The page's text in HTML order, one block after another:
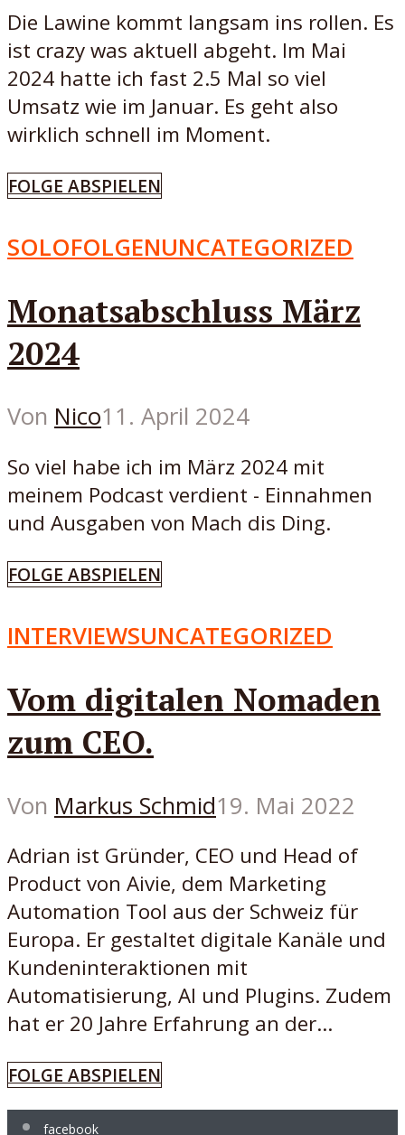
Die Lawine kommt langsam ins rollen. Es
ist crazy was aktuell abgeht. Im Mai
2024 hatte ich fast 2.5 Mal so viel
Umsatz wie im Januar. Es geht also
wirklich schnell im Moment.
FOLGE ABSPIELEN
SOLOFOLGENUNCATEGORIZED
Monatsabschluss März
2024
Von Nico11. April 2024
So viel habe ich im März 2024 mit
meinem Podcast verdient - Einnahmen
und Ausgaben von Mach dis Ding.
FOLGE ABSPIELEN
INTERVIEWSUNCATEGORIZED
Vom digitalen Nomaden
zum CEO.
Von Markus Schmid19. Mai 2022
Adrian ist Gründer, CEO und Head of
Product von Aivie, dem Marketing
Automation Tool aus der Schweiz für
Europa. Er gestaltet digitale Kanäle und
Kundeninteraktionen mit
Automatisierung, AI und Plugins. Zudem
hat er 20 Jahre Erfahrung an der...
FOLGE ABSPIELEN
facebook